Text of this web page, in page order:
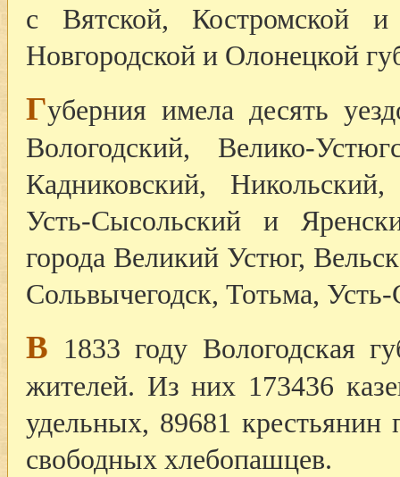
с Вятской, Костромской
Новгородской и Олонецкой
Губерния имела десять
Вологодский, Велико-
Кадниковский,
Усть-Сысольский и
города Великий Устюг,
Сольвычегодск, Тотьма,
В 1833 году Вологодская
жителей. Из них 173436
удельных, 89681
свободных хлебопашцев.